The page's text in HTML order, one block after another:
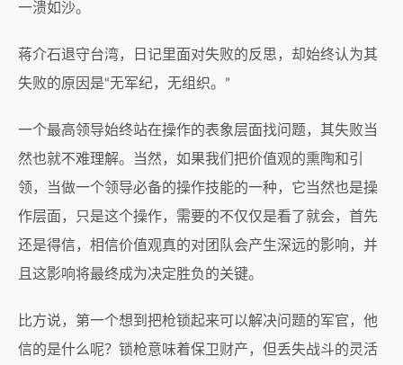
一溃如沙。
蒋介石退守台湾，日记里面对失败的反思，却始终认为其
失败的原因是“无军纪，无组织。”
一个最高领导始终站在操作的表象层面找问题，其失败当
然也就不难理解。当然，如果我们把价值观的熏陶和引
领，当做一个领导必备的操作技能的一种，它当然也是操
作层面，只是这个操作，需要的不仅仅是看了就会，首先
还是得信，相信价值观真的对团队会产生深远的影响，并
且这影响将最终成为决定胜负的关键。
比方说，第一个想到把枪锁起来可以解决问题的军官，他
信的是什么呢？锁枪意味着保卫财产，但丢失战斗的灵活